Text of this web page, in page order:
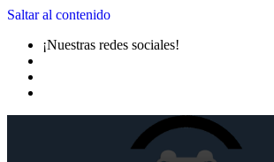
Saltar al contenido
¡Nuestras redes sociales!